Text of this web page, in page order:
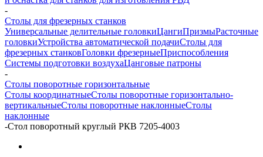
-
Столы для фрезерных станков
Универсальные делительные головкиЦангиПризмыРасточные
головкиУстройства автоматической подачиСтолы для
фрезерных станковГоловки фрезерныеПриспособления
Системы подготовки воздухаЦанговые патроны
-
Столы поворотные горизонтальные
Столы координатныеСтолы поворотные горизонтально-
вертикальныеСтолы поворотные наклонныеСтолы
наклонные
-Стол поворотный круглый РКВ 7205-4003